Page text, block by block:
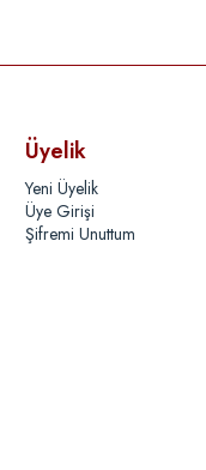
Üyelik
Yeni Üyelik
Üye Girişi
Şifremi Unuttum